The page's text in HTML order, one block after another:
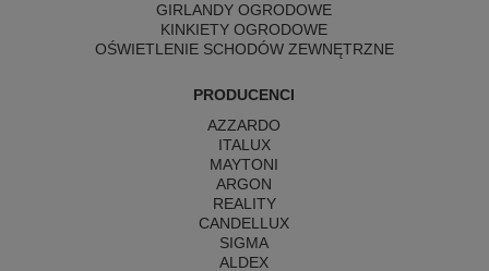
GIRLANDY OGRODOWE
KINKIETY OGRODOWE
OŚWIETLENIE SCHODÓW ZEWNĘTRZNE
PRODUCENCI
AZZARDO
ITALUX
MAYTONI
ARGON
REALITY
CANDELLUX
SIGMA
ALDEX